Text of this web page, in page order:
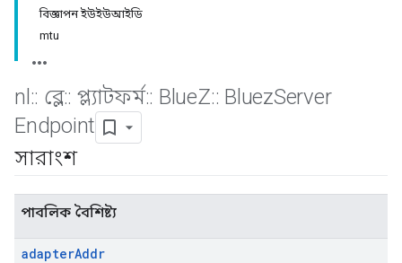
বিজ্ঞাপন ইউইউআইডি
mtu
nl :: ব্লে:: প্ল্যাটফর্ম:: BlueZ:: BluezServer
Endpoint
সারাংশ
পাবলিক বৈশিষ্ট্য
adapterAddr